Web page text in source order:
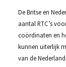
De Britse en
aantal RTC’s
coördinaten en
kunnen uiterlijk
van de